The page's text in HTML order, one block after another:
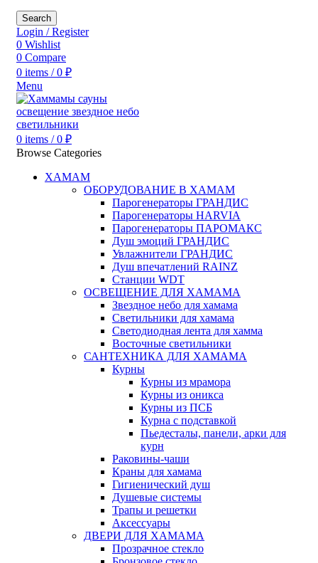
Search
Login / Register
0 Wishlist
0 Compare
0 items / 0 ₽
Menu
0 items / 0 ₽
Browse Categories
ХАМАМ
ОБОРУДОВАНИЕ В ХАМАМ
Парогенераторы ГРАНДИС
Парогенераторы HARVIA
Парогенераторы ПАРОМАКС
Душ эмоций ГРАНДИС
Увлажнители ГРАНДИС
Душ впечатлений RAINZ
Станции WDT
ОСВЕЩЕНИЕ ДЛЯ ХАМАМА
Звездное небо для хамама
Светильники для хамама
Светодиодная лента для хамма
Восточные светильники
САНТЕХНИКА ДЛЯ ХАМАМА
Курны
Курны из мрамора
Курны из оникса
Курны из ПСБ
Курна с подставкой
Пьедесталы, панели, арки для
курн
Раковины-чаши
Краны для хамама
Гигиенический душ
Душевые системы
Трапы и решетки
Аксессуары
ДВЕРИ ДЛЯ ХАМАМА
Прозрачное стекло